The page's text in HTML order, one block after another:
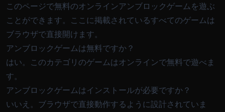
このページで無料のオンラインアンブロックゲームを遊ぶ
ことができます。ここに掲載されているすべてのゲームは
ブラウザで直接開けます。
アンブロックゲームは無料ですか？
はい。このカテゴリのゲームはオンラインで無料で遊べま
す。
アンブロックゲームはインストールが必要ですか？
いいえ。ブラウザで直接動作するように設計されていま